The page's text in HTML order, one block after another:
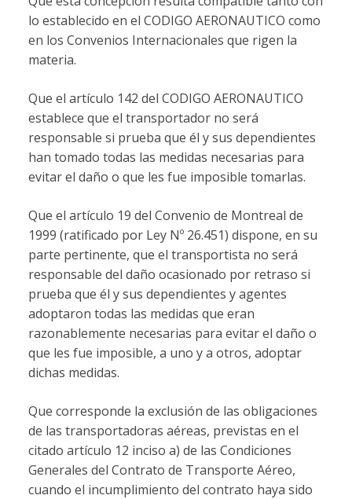
lo establecido en el CODIGO AERONAUTICO como
en los Convenios Internacionales que rigen la
materia.
Que el artículo 142 del CODIGO AERONAUTICO
establece que el transportador no será
responsable si prueba que él y sus dependientes
han tomado todas las medidas necesarias para
evitar el daño o que les fue imposible tomarlas.
Que el artículo 19 del Convenio de Montreal de
1999 (ratificado por Ley Nº 26.451) dispone, en su
parte pertinente, que el transportista no será
responsable del daño ocasionado por retraso si
prueba que él y sus dependientes y agentes
adoptaron todas las medidas que eran
razonablemente necesarias para evitar el daño o
que les fue imposible, a uno y a otros, adoptar
dichas medidas.
Que corresponde la exclusión de las obligaciones
de las transportadoras aéreas, previstas en el
citado artículo 12 inciso a) de las Condiciones
Generales del Contrato de Transporte Aéreo,
cuando el incumplimiento del contrato haya sido